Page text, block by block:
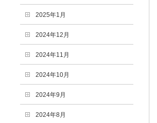
2025年1月
2024年12月
2024年11月
2024年10月
2024年9月
2024年8月